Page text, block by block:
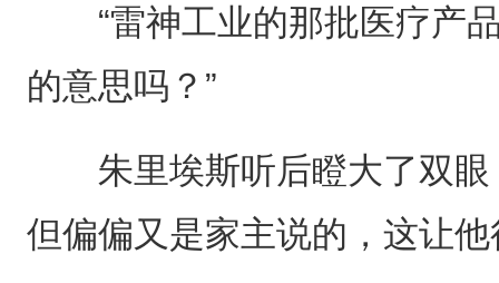
“雷神工业的那批医疗产品
的意思吗？”
朱里埃斯听后瞪大了双眼
但偏偏又是家主说的，这让